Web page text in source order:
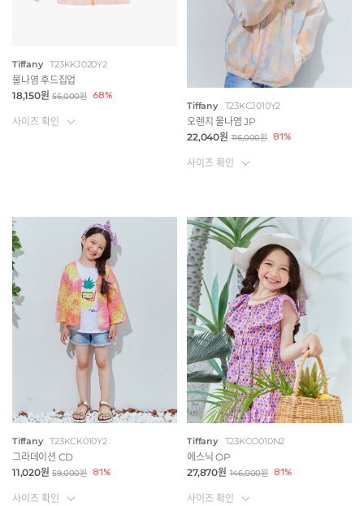
Tiffany T23KKJ020Y2
물나염 후드집업
18,150원 56,000원 68%
사이즈 확인
Tiffany T23KCJ010Y2
오렌지 물나염 JP
22,040원 116,000원 81%
사이즈 확인
Tiffany T23KCK010Y2
그라데이션 CD
11,020원 59,000원 81%
사이즈 확인
Tiffany T23KCO010N2
에스닉 OP
27,870원 146,000원 81%
사이즈 확인